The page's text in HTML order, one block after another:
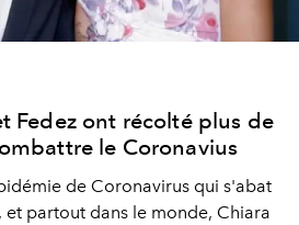
Fedez ont récolté plus de
le Coronavius
de Coronavirus qui s'abat
et partout dans le monde, Chiara